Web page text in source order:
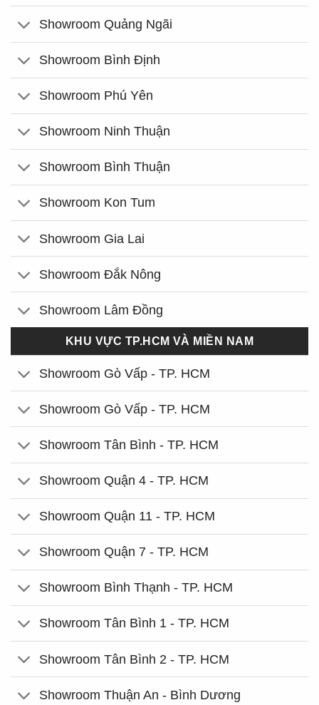
Showroom Quảng Ngãi
Showroom Bình Định
Showroom Phú Yên
Showroom Ninh Thuận
Showroom Bình Thuận
Showroom Kon Tum
Showroom Gia Lai
Showroom Đắk Nông
Showroom Lâm Đồng
KHU VỰC TP.HCM VÀ MIỀN NAM
Showroom Gò Vấp - TP. HCM
Showroom Gò Vấp - TP. HCM
Showroom Tân Bình - TP. HCM
Showroom Quận 4 - TP. HCM
Showroom Quận 11 - TP. HCM
Showroom Quận 7 - TP. HCM
Showroom Bình Thạnh - TP. HCM
Showroom Tân Bình 1 - TP. HCM
Showroom Tân Bình 2 - TP. HCM
Showroom Thuận An - Bình Dương